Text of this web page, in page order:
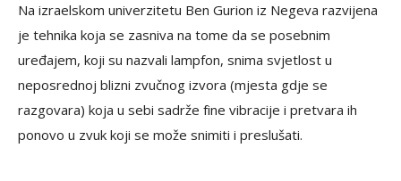
Na izraelskom univerzitetu Ben Gurion iz Negeva razvijena
je tehnika koja se zasniva na tome da se posebnim
uređajem, koji su nazvali lampfon, snima svjetlost u
neposrednoj blizni zvučnog izvora (mjesta gdje se
razgovara) koja u sebi sadrže fine vibracije i pretvara ih
ponovo u zvuk koji se može snimiti i preslušati.